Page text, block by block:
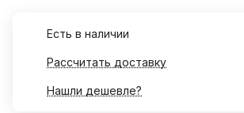
Есть в наличии
Рассчитать доставку
Нашли дешевле?